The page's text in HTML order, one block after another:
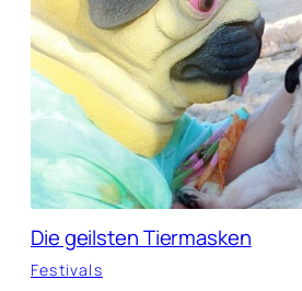
Die geilsten Tiermasken
Festivals